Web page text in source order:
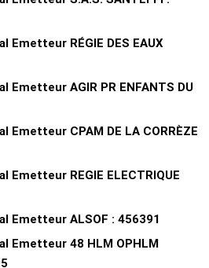
Emetteur RÉGIE DES EAUX
Emetteur AGIR PR ENFANTS DU
Emetteur CPAM DE LA CORRÈZE
Emetteur REGIE ELECTRIQUE
Emetteur ALSOF : 456391
Emetteur 48 HLM OPHLM